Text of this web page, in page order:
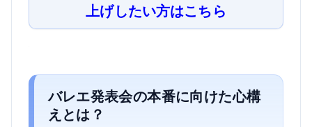
上げしたい方はこちら
バレエ発表会の本番に向けた心構
えとは？